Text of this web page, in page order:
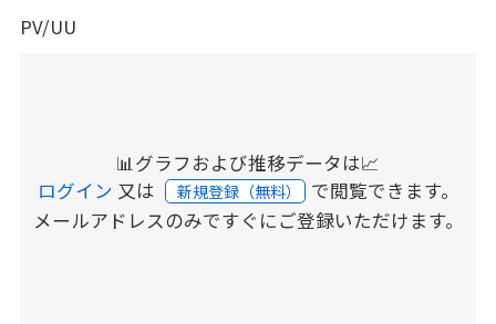
PV/UU
📊グラフおよび推移データは📈
ログイン 又は 新規登録（無料） で閲覧できます。
メールアドレスのみですぐにご登録いただけます。